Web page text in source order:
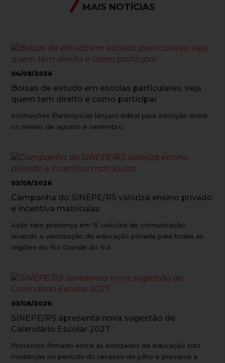
MAIS NOTÍCIAS
04/08/2026
Bolsas de estudo em escolas particulares: veja
quem tem direito e como participar
Instituições filantrópicas lançam edital para inscrição entre
os meses de agosto e setembro
03/08/2026
Campanha do SINEPE/RS valoriza ensino privado
e incentiva matrículas
Ação tem presença em 15 veículos de comunicação,
levando a valorização da educação privada para todas as
regiões do Rio Grande do Sul.
03/08/2026
SINEPE/RS apresenta nova sugestão de
Calendário Escolar 2027
Protocolo firmado entre as entidades da educação traz
mudanças no período do recesso de julho e preserva a